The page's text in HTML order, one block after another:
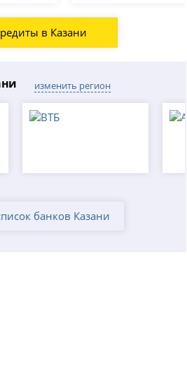
в Казани
изменить регион
банков Казани